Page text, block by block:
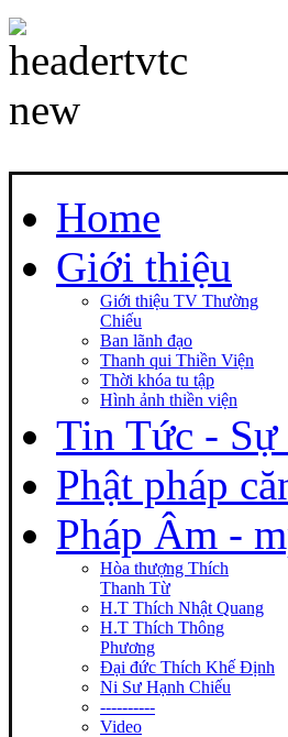
Home
Giới thiệu
Giới thiệu TV Thường
Chiếu
Ban lãnh đạo
Thanh qui Thiền Viện
Thời khóa tu tập
Hình ảnh thiền viện
Tin Tức - Sự
Phật pháp
Pháp Âm -
Hòa thượng Thích
Thanh Từ
H.T Thích Nhật Quang
H.T Thích Thông
Phương
Đại đức Thích Khế Định
Ni Sư Hạnh Chiếu
----------
Video